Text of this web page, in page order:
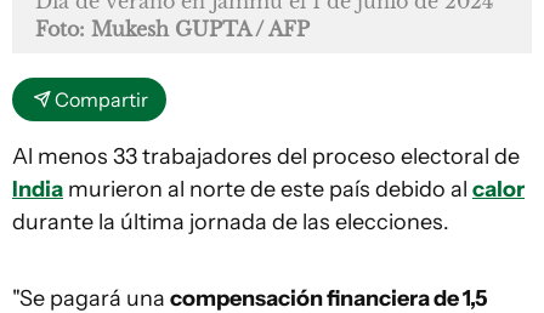
Foto: Mukesh GUPTA / AFP
Compartir
Al menos 33 trabajadores del proceso electoral de
India murieron al norte de este país debido al calor
durante la última jornada de las elecciones.
"Se pagará una compensación financiera de 1,5